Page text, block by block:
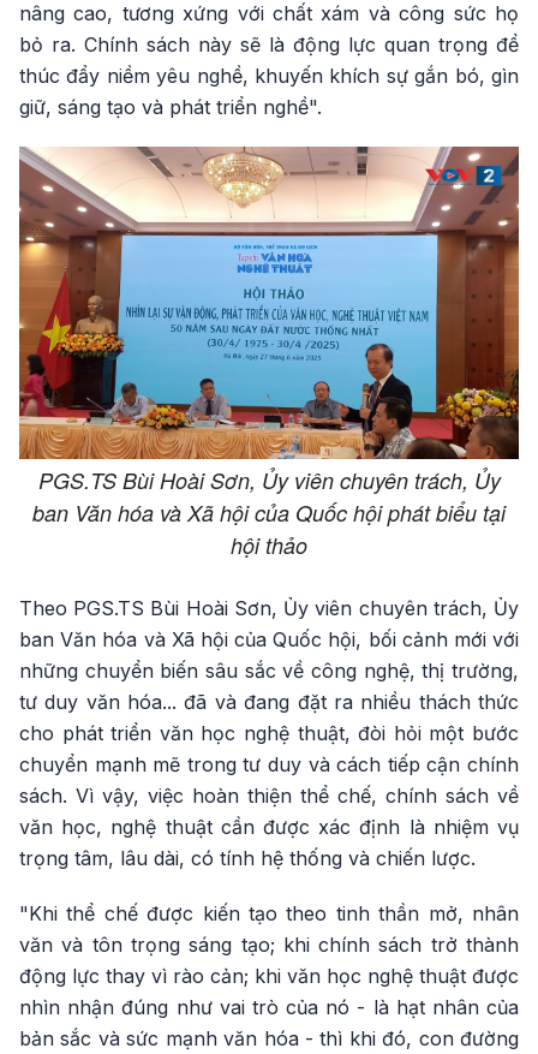
nâng cao, tương xứng với chất xám và công sức họ
bỏ ra. Chính sách này sẽ là động lực quan trọng để
thúc đẩy niềm yêu nghề, khuyến khích sự gắn bó, gìn
giữ, sáng tạo và phát triển nghề".
PGS.TS Bùi Hoài Sơn, Ủy viên chuyên trách, Ủy
ban Văn hóa và Xã hội của Quốc hội phát biểu tại
hội thảo
Theo PGS.TS Bùi Hoài Sơn, Ủy viên chuyên trách, Ủy
ban Văn hóa và Xã hội của Quốc hội, bối cảnh mới với
những chuyển biến sâu sắc về công nghệ, thị trường,
tư duy văn hóa... đã và đang đặt ra nhiều thách thức
cho phát triển văn học nghệ thuật, đòi hỏi một bước
chuyển mạnh mẽ trong tư duy và cách tiếp cận chính
sách. Vì vậy, việc hoàn thiện thể chế, chính sách về
văn học, nghệ thuật cần được xác định là nhiệm vụ
trọng tâm, lâu dài, có tính hệ thống và chiến lược.
"Khi thể chế được kiến tạo theo tinh thần mở, nhân
văn và tôn trọng sáng tạo; khi chính sách trở thành
động lực thay vì rào cản; khi văn học nghệ thuật được
nhìn nhận đúng như vai trò của nó - là hạt nhân của
bản sắc và sức mạnh văn hóa - thì khi đó, con đường